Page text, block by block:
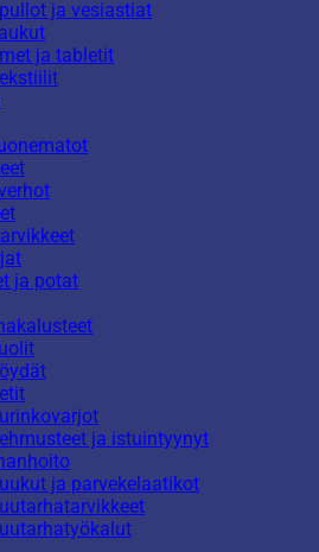
ja vesiastiat
ja tabletit
ja potat
ja istuintyynyt
ja parvekelaatikot